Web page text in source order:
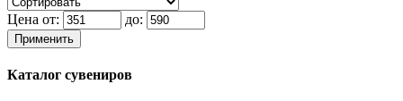
Цена от: до:
Применить
Каталог сувениров